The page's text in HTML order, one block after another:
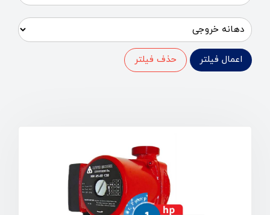
اعمال فیلتر حذف فیلتر